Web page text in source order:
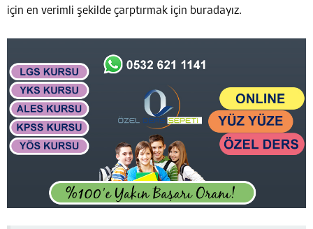
için en verimli şekilde çarptırmak için buradayız.